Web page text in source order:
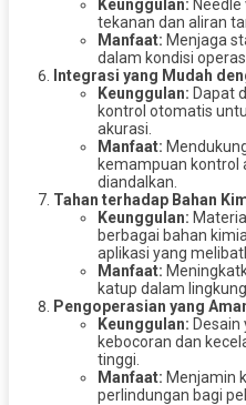
Keunggulan:
tekanan dan aliran
Manfaat: Menjaga
dalam kondisi
Integrasi yang Mudah
Keunggulan: Dapat
kontrol otomatis
akurasi.
Manfaat:
kemampuan kontrol
diandalkan.
Tahan terhadap Bahan
Keunggulan:
berbagai bahan
aplikasi yang
Manfaat:
katup dalam
Pengoperasian yang
Keunggulan:
kebocoran dan
tinggi.
Manfaat: Menjamin
perlindungan bagi